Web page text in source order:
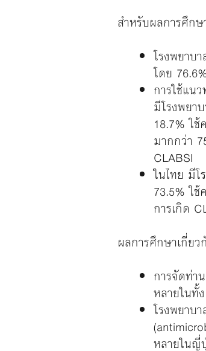
สำหรับผลการศึก
โรงพยาบ
โดย
การใช้แน
มีโรงพยา
18.7% ใ
มากกว่า
CLABSI
ในไทย มี
73.5% ใ
การเกิด
ผลการศึกษาเกี่ยว
การจัดท่า
หลายในทั้
โรงพยาบ
หลายในญี่